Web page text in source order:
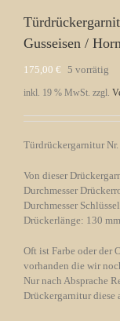
Gusseisen /
175,00 € 5 vorrätig
inkl. 19 % MwSt. zzgl.
Türdrückergarnitur
Von dieser
Durchmesser
Durchmesser
Drückerlänge: 130
Oft ist Farbe oder der
vorhanden die wir
Nur nach Absprache
Drückergarnitur diese